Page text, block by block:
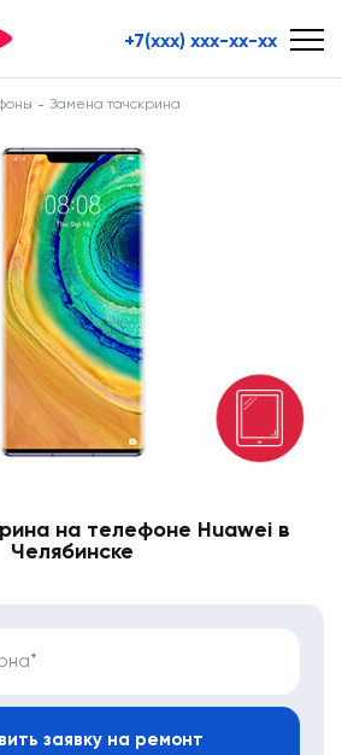
+7(xxx) xxx-xx-xx
Замена тачскрина
на телефоне Huawei в
Челябинске
заявку на ремонт